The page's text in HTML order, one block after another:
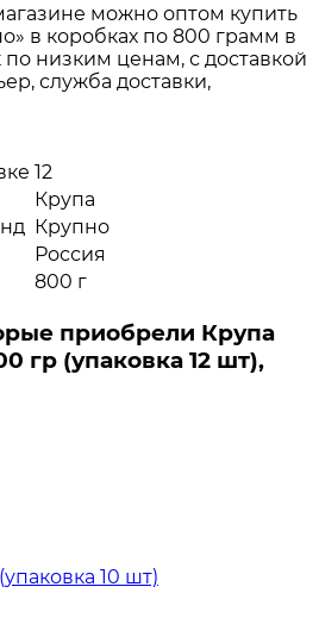
можно оптом купить
в коробках по 800 грамм в
по низким ценам, с доставкой
служба доставки,
12
Крупа
Крупно
Россия
800 г
приобрели Крупа
гр (упаковка 12 шт),
10 шт)